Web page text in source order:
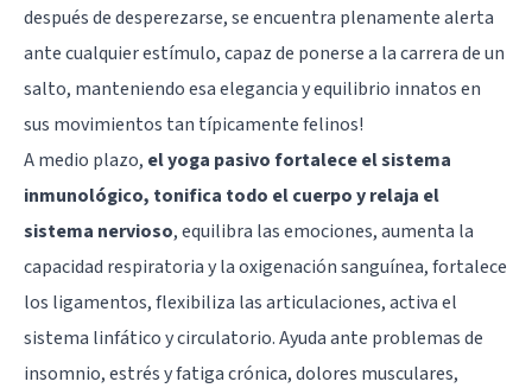
después de desperezarse, se encuentra plenamente alerta
ante cualquier estímulo, capaz de ponerse a la carrera de un
salto, manteniendo esa elegancia y equilibrio innatos en
sus movimientos tan típicamente felinos!
A medio plazo, el yoga pasivo fortalece el sistema
inmunológico, tonifica todo el cuerpo y relaja el
sistema nervioso, equilibra las emociones, aumenta la
capacidad respiratoria y la oxigenación sanguínea, fortalece
los ligamentos, flexibiliza las articulaciones, activa el
sistema linfático y circulatorio. Ayuda ante problemas de
insomnio, estrés y fatiga crónica, dolores musculares,